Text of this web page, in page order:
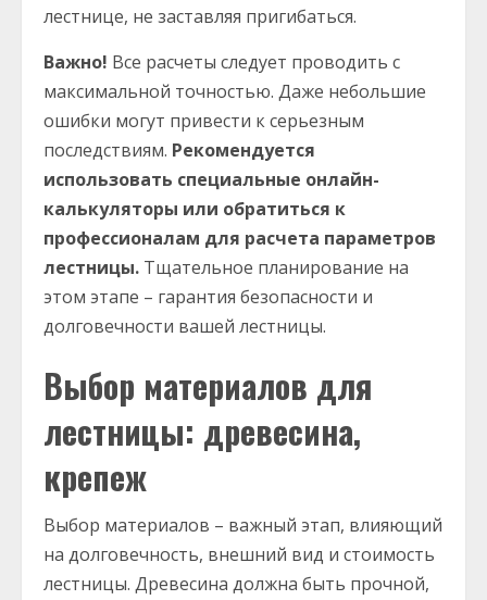
лестнице, не заставляя пригибаться.
Важно! Все расчеты следует проводить с
максимальной точностью. Даже небольшие
ошибки могут привести к серьезным
последствиям. Рекомендуется
использовать специальные онлайн-
калькуляторы или обратиться к
профессионалам для расчета параметров
лестницы. Тщательное планирование на
этом этапе – гарантия безопасности и
долговечности вашей лестницы.
Выбор материалов для
лестницы: древесина,
крепеж
Выбор материалов – важный этап, влияющий
на долговечность, внешний вид и стоимость
лестницы. Древесина должна быть прочной,